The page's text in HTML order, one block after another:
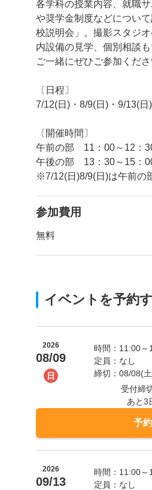
各学科の授業内容、就職
や奨学金制度などについ
校説明会」。撮影スタジ
内設備の見学、個別相談
ご一緒にぜひご参加くださ
〔日程〕
7/12(日)・8/9(日)・9/13(日)
〔開催時間〕
午前の部 11：00～12：
午後の部 13：30～15：
※7/12(日)8/9(日)は午前の
参加費用
無料
イベントを予約
2026
08/09
日
時間：11:00～
定員：なし
締切：08/08(
受付締
あと3
予約
2026
09/13
時間：11:00～
定員：なし